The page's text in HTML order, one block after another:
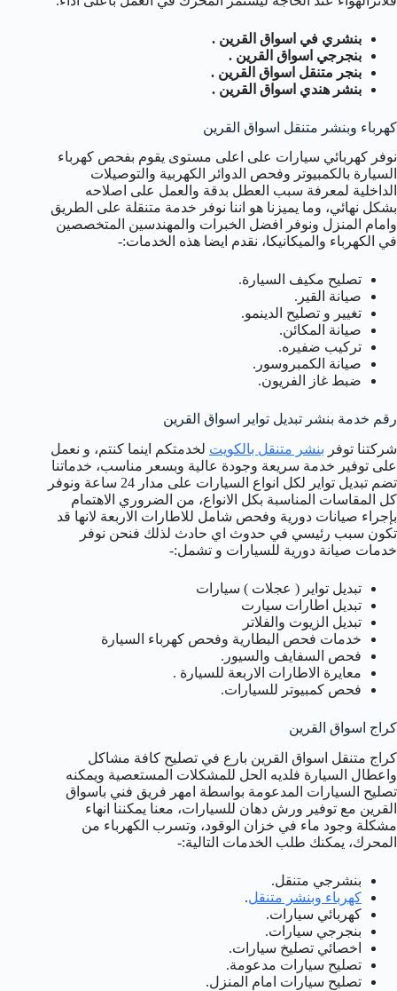
بنشري في اسواق القرين .
بنجرجي اسواق القرين .
بنجر متنقل اسواق القرين .
بنشر هندي اسواق القرين .
كهرباء وبنشر متنقل اسواق القرين
نوفر كهربائي سيارات على اعلى مستوى يقوم بفحص كهرباء
السيارة بالكمبيوتر وفحص الدوائر الكهربية والتوصيلات
الداخلية لمعرفة سبب العطل بدقة والعمل على اصلاحه
بشكل نهائي، وما يميزنا هو اننا نوفر خدمة متنقلة على الطريق
وامام المنزل ونوفر افضل الخبرات والمهندسين المتخصصين
في الكهرباء والميكانيكا، نقدم ايضا هذه الخدمات:-
تصليح مكيف السيارة.
صيانة القير.
تغيير و تصليح الدينمو.
صيانة المكائن.
تركيب ضفيره.
صيانة الكمبروسور.
ضبط غاز الفريون.
رقم خدمة بنشر تبديل تواير اسواق القرين
شركتنا توفر بنشر متنقل بالكويت لخدمتكم اينما كنتم، و نعمل
على توفير خدمة سريعة وجودة عالية وبسعر مناسب، خدماتنا
تضم تبديل تواير لكل انواع السيارات على مدار 24 ساعة ونوفر
كل المقاسات المناسبة بكل الانواع، من الضروري الاهتمام
بإجراء صيانات دورية وفحص شامل للاطارات الاربعة لانها قد
تكون سبب رئيسي في حدوث اي حادث لذلك فنحن نوفر
خدمات صيانة دورية للسيارات و تشمل:-
تبديل تواير ( عجلات ) سيارات
تبديل اطارات سيارت
تبديل الزيوت والفلاتر
خدمات فحص البطارية وفحص كهرباء السيارة
فحص السفايف والسيور.
معايرة الاطارات الاربعة للسيارة .
فحص كمبيوتر للسيارات.
كراج اسواق القرين
كراج متنقل اسواق القرين بارع في تصليح كافة مشاكل
واعطال السيارة فلديه الحل للمشكلات المستعصية ويمكنه
تصليح السيارات المدعومة بواسطة امهر فريق فني باسواق
القرين مع توفير ورش دهان للسيارات، معنا يمكننا انهاء
مشكلة وجود ماء في خزان الوقود، وتسرب الكهرباء من
المحرك، يمكنك طلب الخدمات التالية:-
بنشرجي متنقل.
كهرباء وبنشر متنقل.
كهربائي سيارات.
بنجرجي سيارات.
اخصائي تصليخ سيارات.
تصليح سيارات مدعومة.
تصليح سيارات امام المنزل.